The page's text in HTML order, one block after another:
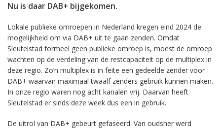
Nu is daar DAB+ bijgekomen.
Lokale publieke omroepen in Nederland kregen eind 2024 de
mogelijkheid om via DAB+ uit te gaan zenden. Omdat
Sleutelstad formeel geen publieke omroep is, moest de omroep
wachten op de verdeling van de restcapaciteit op de multiplex in
deze regio. Zo’n multiplex is in feite een gedeelde zender voor
DAB+ waarvan maximaal twaalf zenders gebruik kunnen maken.
In onze regio waren nog acht kanalen vrij. Daarvan heeft
Sleutelstad er sinds deze week dus een in gebruik.
De uitrol van DAB+ gebeurt gefaseerd. Van oudsher werd